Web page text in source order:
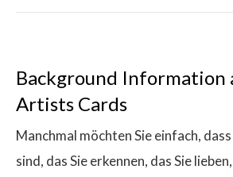
Background Information
Artists Cards
Manchmal möchten Sie einfach,
sind, das Sie erkennen, das Sie